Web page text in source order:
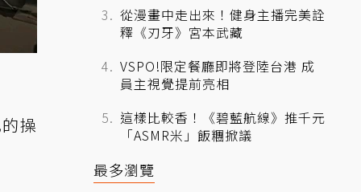
操
從漫畫中走出來！健身主播完美詮
釋《刃牙》宮本武藏
VSPO!限定餐廳即將登陸台港 成
員主視覺提前亮相
這樣比較香！《碧藍航線》推千元
「ASMR米」飯糰掀議
最多瀏覽